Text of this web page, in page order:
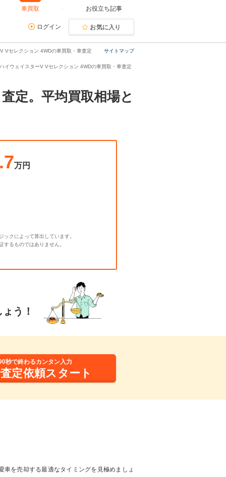
車買取 お役立ち記事
ログイン お気に入り
サイトマップ
Vセレクション 4WDの車買取・車査定
イウェイスターV Vセレクション 4WDの車買取・車査定
定。平均買取相場と
万円
クによって算出しています。
るものではありません。
う！
秒で終わるカンタン入力
定依頼スタート
を売却する最適なタイミングを見極めましょ